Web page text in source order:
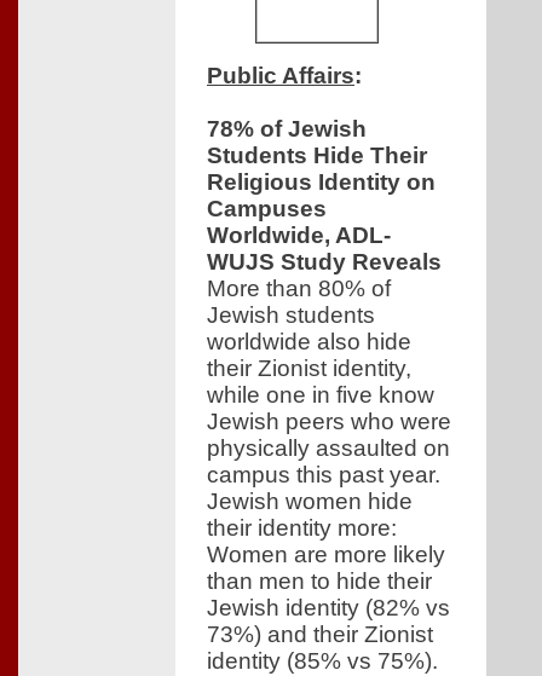
Public Affairs:
78% of Jewish
Students Hide Their
Religious Identity on
Campuses
Worldwide, ADL-
WUJS Study Reveals
More than 80% of
Jewish students
worldwide also hide
their Zionist identity,
while one in five know
Jewish peers who were
physically assaulted on
campus this past year.
Jewish women hide
their identity more:
Women are more likely
than men to hide their
Jewish identity (82% vs
73%) and their Zionist
identity (85% vs 75%).